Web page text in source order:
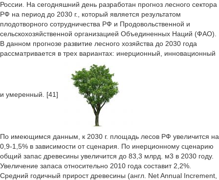
России. На сегодняшний день разработан прогноз лесного сектора
РФ на период до 2030 г., который является результатом
плодотворного сотрудничества РФ и Продовольственной и
сельскохозяйственной организацией Объединенных Наций (ФАО).
В данном прогнозе развитие лесного хозяйства до 2030 года
рассматривается в трех вариантах: инерционный, инновационный
и умеренный. [41]
По имеющимся данным, к 2030 г. площадь лесов РФ увеличится на
0,9-1,5% в зависимости от сценария. По инерционному сценарию
общий запас древесины увеличится до 83,3 млрд. м3 в 2030 году.
Увеличение запаса относительно 2010 года составит 2,2%.
Средний годичный прирост древесины (англ. Net Annual Increment,